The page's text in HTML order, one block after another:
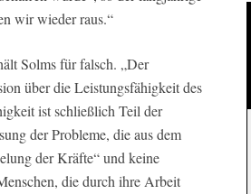
wir wieder raus.“
Solms für falsch. „Der
über die Leistungsfähigkeit des
ist schließlich Teil der
der Probleme, die aus dem
der Kräfte“ und keine
die durch ihre Arbeit